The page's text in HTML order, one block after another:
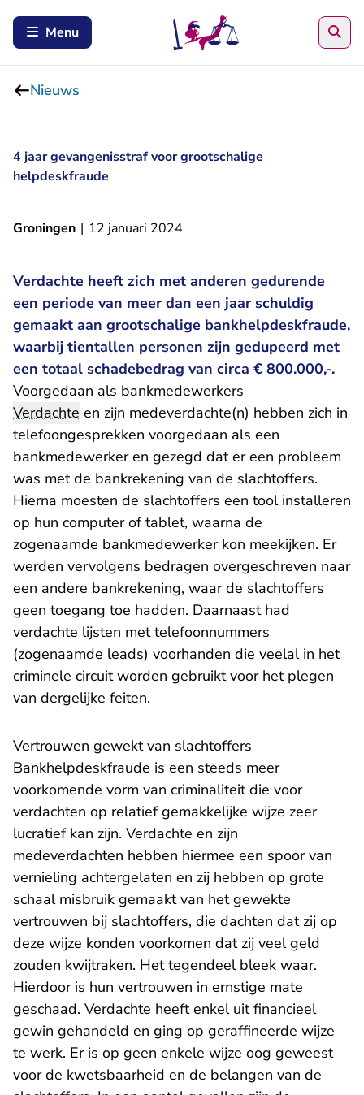
Menu
Nieuws
4 jaar gevangenisstraf voor grootschalige
helpdeskfraude
Groningen | 12 januari 2024
Verdachte heeft zich met anderen gedurende
een periode van meer dan een jaar schuldig
gemaakt aan grootschalige bankhelpdeskfraude,
waarbij tientallen personen zijn gedupeerd met
een totaal schadebedrag van circa € 800.000,-.
Voorgedaan als bankmedewerkers
Verdachte en zijn medeverdachte(n) hebben zich in
telefoongesprekken voorgedaan als een
bankmedewerker en gezegd dat er een probleem
was met de bankrekening van de slachtoffers.
Hierna moesten de slachtoffers een tool installeren
op hun computer of tablet, waarna de
zogenaamde bankmedewerker kon meekijken. Er
werden vervolgens bedragen overgeschreven naar
een andere bankrekening, waar de slachtoffers
geen toegang toe hadden. Daarnaast had
verdachte lijsten met telefoonnummers
(zogenaamde leads) voorhanden die veelal in het
criminele circuit worden gebruikt voor het plegen
van dergelijke feiten.
Vertrouwen gewekt van slachtoffers
Bankhelpdeskfraude is een steeds meer
voorkomende vorm van criminaliteit die voor
verdachten op relatief gemakkelijke wijze zeer
lucratief kan zijn. Verdachte en zijn
medeverdachten hebben hiermee een spoor van
vernieling achtergelaten en zij hebben op grote
schaal misbruik gemaakt van het gewekte
vertrouwen bij slachtoffers, die dachten dat zij op
deze wijze konden voorkomen dat zij veel geld
zouden kwijtraken. Het tegendeel bleek waar.
Hierdoor is hun vertrouwen in ernstige mate
geschaad. Verdachte heeft enkel uit financieel
gewin gehandeld en ging op geraffineerde wijze
te werk. Er is op geen enkele wijze oog geweest
voor de kwetsbaarheid en de belangen van de